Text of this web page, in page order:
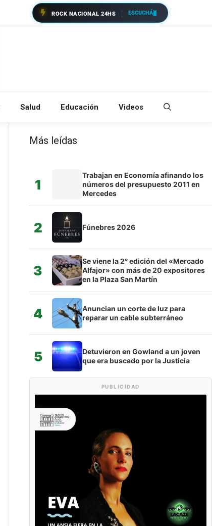
ROCK NACIONAL 24HS ESCUCHÁ
Salud Educación Videos
Más leídas
1
Trabajan en Economía afinando los
números del presupuesto 2011 en
Mercedes
2 Fúnebres 2026
3
Se viene la 2° edición del «Mercado
Alfajor» con más de 20 expositores
en la Plaza San Martín
4
Anuncian un corte de luz para
reparar un cable subterráneo
5
Detuvieron en Gowland a un joven
que era buscado por la Justicia
PUBLICIDAD